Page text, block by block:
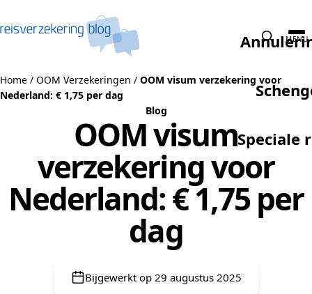
Speciale
MENU
Home / OOM Verzekeringen / OOM visum verzekering voor
Nederland: € 1,75 per dag
Blog
OOM visum
verzekering voor
Nederland: € 1,75 per
dag
Bijgewerkt op 29 augustus 2025